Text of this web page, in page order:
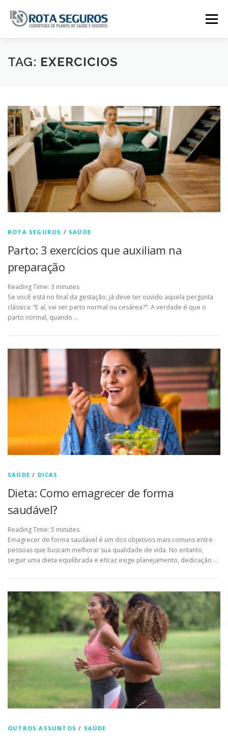
Menu
Página Principal Planos
TAG: EXERCICIOS
ROTA SEGUROS / SAÚDE
Parto: 3 exercícios que auxiliam na
preparação
Reading Time: 3 minutes
Se você está no final da gestação, já deve ter ouvido aquela pergunta
clássica: “E aí, vai ser parto normal ou cesárea?”. A verdade é que o
parto normal, quando …
SAÚDE / DICAS
Dieta: Como emagrecer de forma
saudável?
Reading Time: 5 minutes
Emagrecer de forma saudável é um dos objetivos mais comuns entre
pessoas que buscam melhorar sua qualidade de vida. No entanto,
seguir uma dieta equilibrada e eficaz exige planejamento, dedicação …
OUTROS ASSUNTOS / SAÚDE